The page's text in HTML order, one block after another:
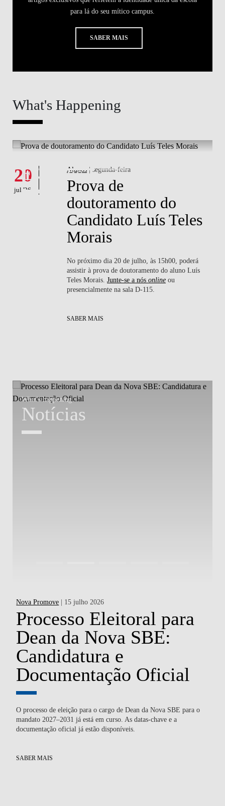
para lá do seu mítico campus.
SABER MAIS
What's Happening
Eventos
20
jul '26
Alunos | segunda-feira
Prova de
doutoramento do
Candidato Luís Teles
Morais
No próximo dia 20 de julho, às 15h00, poderá
assistir à prova de doutoramento do aluno Luís
Teles Morais.Junte-se a nósonline ou
presencialmente na sala D-115.
SABER MAIS
What's happening
Notícias
Nova Promove | 15 julho 2026
Processo Eleitoral para
Dean da Nova SBE:
Candidatura e
Documentação Oficial
O processo de eleição para o cargo de Dean da Nova SBE para o
mandato 2027–2031 já está em curso. As datas-chave e a
documentação oficial já estão disponíveis.
SABER MAIS